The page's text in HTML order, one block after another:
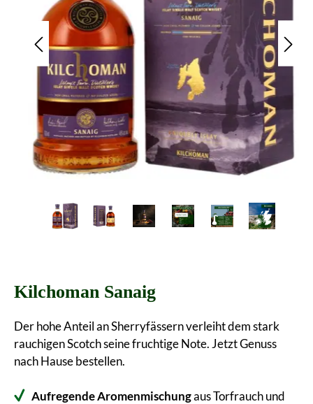
Kilchoman Sanaig
Der hohe Anteil an Sherryfässern verleiht dem stark
rauchigen Scotch seine fruchtige Note. Jetzt Genuss
nach Hause bestellen.
Aufregende Aromenmischungaus Torfrauch und